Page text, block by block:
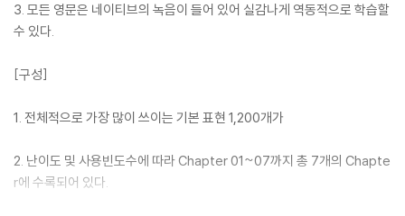
3. 모든 영문은 네이티브의 녹음이 들어 있어 실감나게 역동적으로 학습할
수 있다.
[구성]
1. 전체적으로 가장 많이 쓰이는 기본 표현 1,200개가
2. 난이도 및 사용빈도수에 따라 Chapter 01~07까지 총 7개의 Chapte
r에 수록되어 있다.